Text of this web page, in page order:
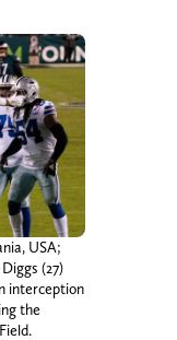
USA;
(27)
interception
the